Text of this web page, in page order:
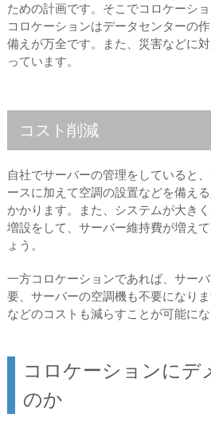
ための計画です。そこでコロケーシ
コロケーションはデータセンターの
備えが万全です。また、災害などに
っています。
コスト削減
自社でサーバーの管理をしていると
ースに加えて空調の設置などを備え
かかります。また、システムが大き
増設をして、サーバー維持費が増え
ょう。
一方コロケーションであれば、サー
要、サーバーの空調機も不要になり
などのコストも減らすことが可能に
コロケーションにデ
のか